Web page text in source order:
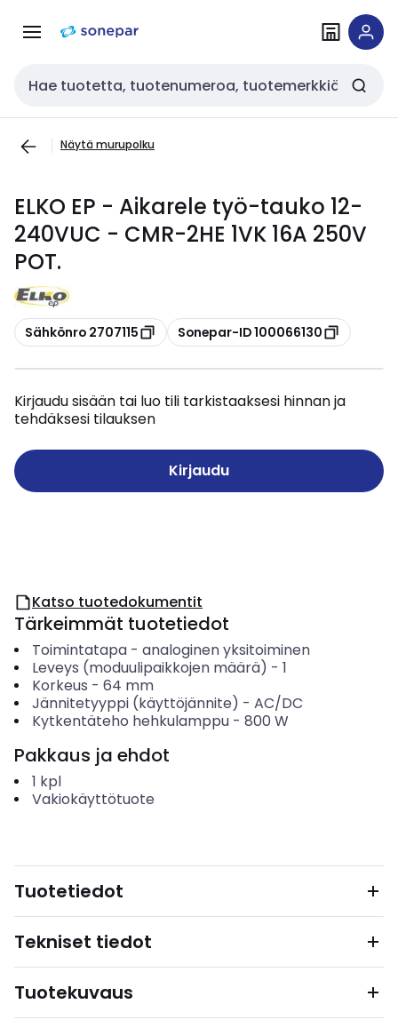
navigointiinsisältöön
Haku
Näytä murupolku
ELKO EP - Aikarele työ-tauko 12-
240VUC - CMR-2HE 1VK 16A 250V
POT.
Kopioi
Sähkönro 2707115 Kopioi
Sonepar-ID 100066130
Kirjaudu sisään tai luo tili tarkistaaksesi hinnan ja
tehdäksesi tilauksen
Kirjaudu
Katso tuotedokumentit
Tärkeimmät tuotetiedot
Toimintatapa- analoginen yksitoiminen
Leveys (moduulipaikkojen määrä) - 1
Korkeus - 64 mm
Jännitetyyppi (käyttöjännite) - AC/DC
Kytkentäteho hehkulamppu- 800 W
Pakkaus ja ehdot
1 kpl
Vakiokäyttötuote
Tuotetiedot
Tekniset tiedot
Tuotekuvaus